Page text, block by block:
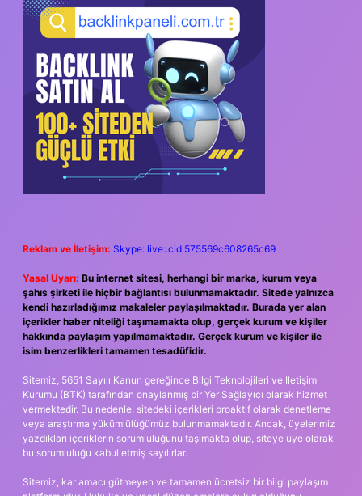
Reklam ve İletişim: Skype: live:.cid.575569c608265c69
Yasal Uyarı: Bu internet sitesi, herhangi bir marka, kurum veya
şahıs şirketi ile hiçbir bağlantısı bulunmamaktadır. Sitede yalnızca
kendi hazırladığımız makaleler paylaşılmaktadır. Burada yer alan
içerikler haber niteliği taşımamakta olup, gerçek kurum ve kişiler
hakkında paylaşım yapılmamaktadır. Gerçek kurum ve kişiler ile
isim benzerlikleri tamamen tesadüfidir.
Sitemiz, 5651 Sayılı Kanun gereğince Bilgi Teknolojileri ve İletişim
Kurumu (BTK) tarafından onaylanmış bir Yer Sağlayıcı olarak hizmet
vermektedir. Bu nedenle, sitedeki içerikleri proaktif olarak denetleme
veya araştırma yükümlülüğümüz bulunmamaktadır. Ancak, üyelerimiz
yazdıkları içeriklerin sorumluluğunu taşımakta olup, siteye üye olarak
bu sorumluluğu kabul etmiş sayılırlar.
Sitemiz, kar amacı gütmeyen ve tamamen ücretsiz bir bilgi paylaşım